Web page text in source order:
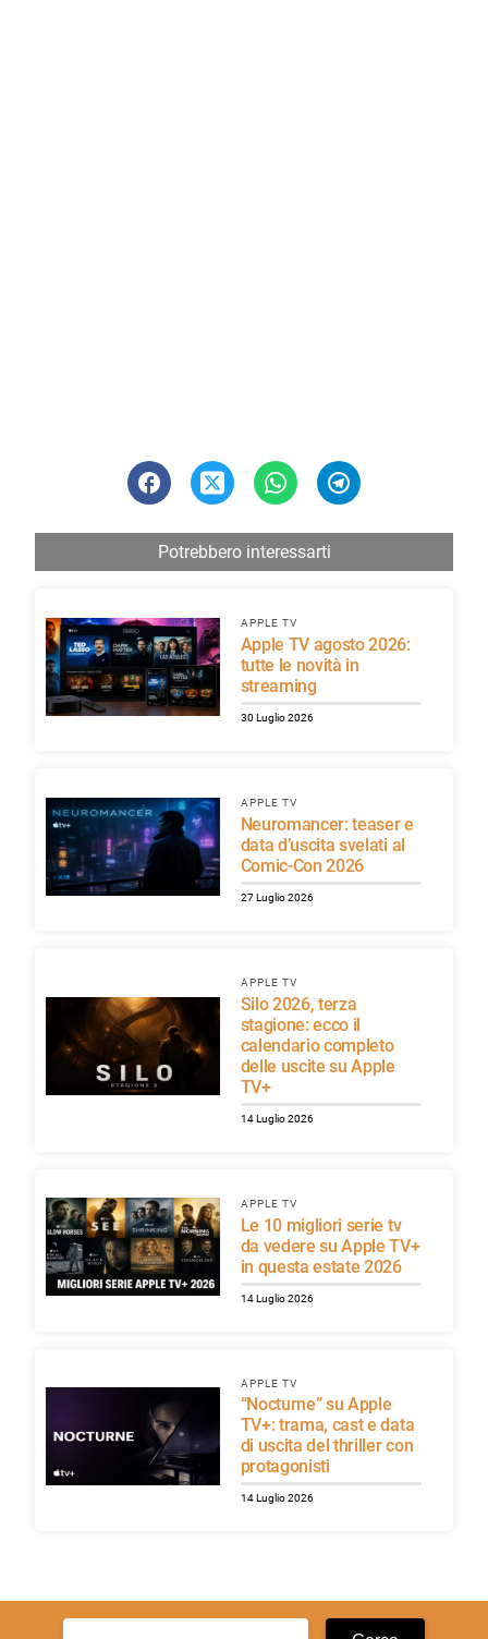
Potrebbero interessarti
APPLE TV
Apple TV agosto 2026:
tutte le novità in
streaming
30 Luglio 2026
APPLE TV
Neuromancer: teaser e
data d’uscita svelati al
Comic-Con 2026
27 Luglio 2026
APPLE TV
Silo 2026, terza
stagione: ecco il
calendario completo
delle uscite su Apple
TV+
14 Luglio 2026
APPLE TV
Le 10 migliori serie tv
da vedere su Apple TV+
in questa estate 2026
14 Luglio 2026
APPLE TV
“Nocturne” su Apple
TV+: trama, cast e data
di uscita del thriller con
protagonisti
14 Luglio 2026